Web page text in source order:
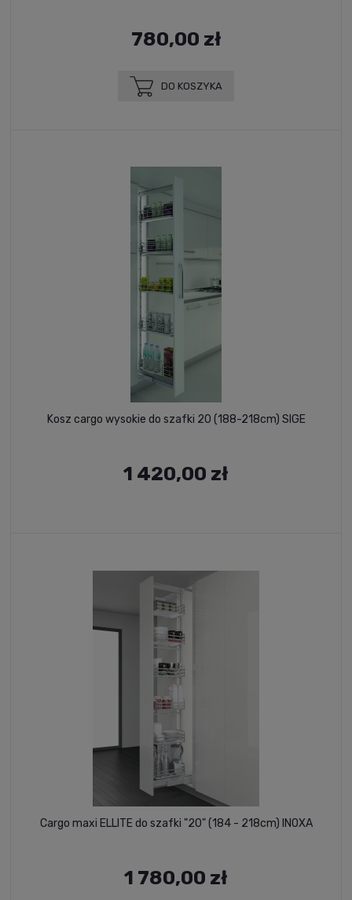
780,00 zł
DO KOSZYKA
Kosz cargo wysokie do szafki 20 (188-218cm) SIGE
1 420,00 zł
Cargo maxi ELLITE do szafki "20" (184 - 218cm) INOXA
1 780,00 zł